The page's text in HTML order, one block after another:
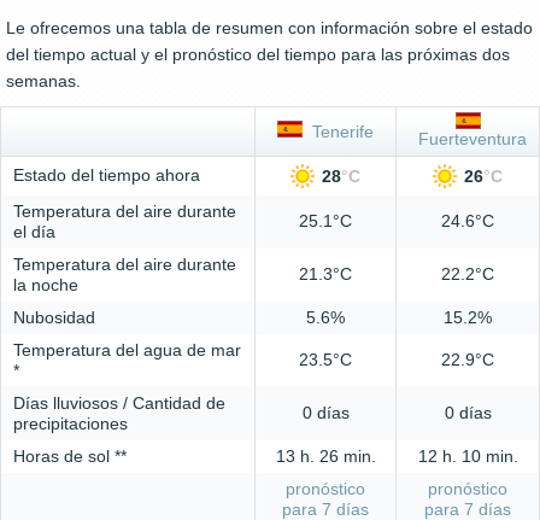
Le ofrecemos una tabla de resumen con información sobre el estado
del tiempo actual y el pronóstico del tiempo para las próximas dos
semanas.
Tenerife
Fuerteventura
Estado del tiempo ahora
28°C 26°C
Temperatura del aire durante
el día
25.1°C 24.6°C
Temperatura del aire durante
la noche
21.3°C 22.2°C
Nubosidad 5.6%
15.2%
Temperatura del agua de mar
*
23.5°C 22.9°C
Días lluviosos / Cantidad de
precipitaciones
0 días 0 días
Horas de sol ** 13 h. 26 min.
12 h. 10 min.
pronóstico
para 7 días
pronóstico
para 7 días